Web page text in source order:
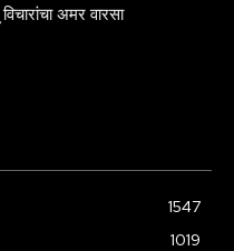
अमर वारसा
1547
1019